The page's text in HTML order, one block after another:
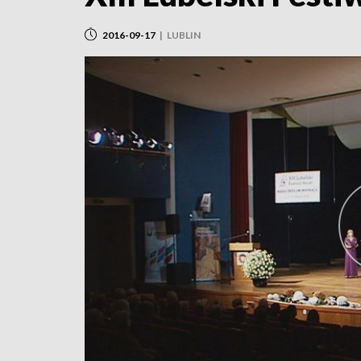
2016-09-17 | LUBLIN